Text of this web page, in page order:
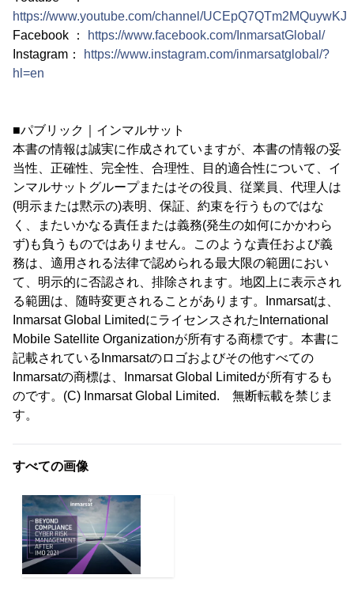
https://www.youtube.com/channel/
Facebook ：
https://www.facebook.com/InmarsatGlobal/
Instagram：
https://www.instagram.com/inmarsatglobal/?
hl=en
■パブリック｜インマルサット
本書の情報は誠実に作成されていますが、本書の情報の妥
当性、正確性、完全性、合理性、目的適合性について、イ
ンマルサットグループまたはその役員、従業員、代理人は
(明示または黙示の)表明、保証、約束を行うものではな
く、またいかなる責任または義務(発生の如何にかかわら
ず)も負うものではありません。このような責任および義
務は、適用される法律で認められる最大限の範囲におい
て、明示的に否認され、排除されます。地図上に表示され
る範囲は、随時変更されることがあります。Inmarsatは、
Inmarsat Global LimitedにライセンスされたInternational
Mobile Satellite Organizationが所有する商標です。本書に
記載されているInmarsatのロゴおよびその他すべての
Inmarsatの商標は、Inmarsat Global Limitedが所有するも
のです。(C) Inmarsat Global Limited. 無断転載を禁じま
す。
すべての画像